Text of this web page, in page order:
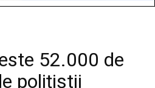
52.000 de
poliţiştii